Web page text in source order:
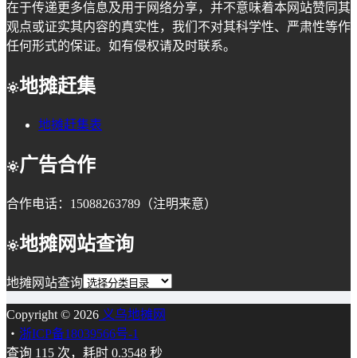
在于传递更多信息及用于网络分享，并不意味着本网站赞同其
观点或证实其内容的真实性，我们不对其科学性、严肃性等作
任何形式的保证。如有侵权请及时联系。
地摊赶集
地摊赶集表
广告合作
合作电话：15088263789（注明来意）
地摊网站查询
地摊网站查询
Copyright © 2026 义乌地摊网
・ 浙ICP备18039566号-1
查询 115 次，耗时 0.3548 秒